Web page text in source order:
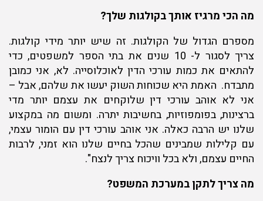
מה הכי מרגיז אותך בקולגות שלך?
מספרם הגדול של הקולגות. זה שיש יותר מידי קולגות.
צריך לסגור ל- 10 שנים את בתי הספר למשפטים, כדי
להתאים את כמות עורכי הדין לאוכלוסייה. לא, אני כמובן
מתבדח. האמת היא שכוחות השוק יעשו את שלהם, אבל –
אני לא אוהב עורכי דין שלוקחים את עצמם יותר מדי
ברצינות, בפומפוזיות, בחשיבות יתרה. ומשום מה במקצוע
שלנו יש הרבה כאלה. אני אוהב עורכי דין עם הומור עצמי,
עם קלילות שמבינים שהכל בחיים שלנו הוא זמני, לרבות
החיים עצמם, ולא בכל וויכוח צריך לנצח".
מה צריך לתקן במערכת המשפט?